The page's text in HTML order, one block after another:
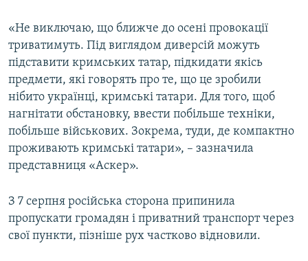
«Не виключаю, що ближче до осені провокації
триватимуть. Під виглядом диверсій можуть
підставити кримських татар, підкидати якісь
предмети, які говорять про те, що це зробили
нібито українці, кримські татари. Для того, щоб
нагнітати обстановку, ввести побільше техніки,
побільше військових. Зокрема, туди, де компактно
проживають кримські татари», – зазначила
представниця «Аскер».
З 7 серпня російська сторона припинила
пропускати громадян і приватний транспорт через
свої пункти, пізніше рух частково відновили.